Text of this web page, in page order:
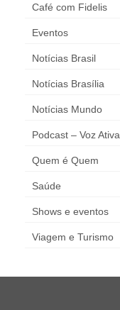
Café com Fidelis
Eventos
Notícias Brasil
Notícias Brasília
Notícias Mundo
Podcast – Voz Ativa
Quem é Quem
Saúde
Shows e eventos
Viagem e Turismo